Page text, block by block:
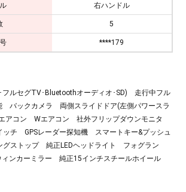
右ハンドル
5
****179
フルセグTV･Bluetoothオーディオ･SD) 走行中フル
バックカメラ 両側スライドドア(左側パワースラ
アコン Wエアコン 社外フリップダウンモニタ
チ GPSレーダー探知機 スマートキー&プッシュ
グストップ 純正LEDヘッドライト フォグラン
ンカーミラー 純正15インチスチールホイール